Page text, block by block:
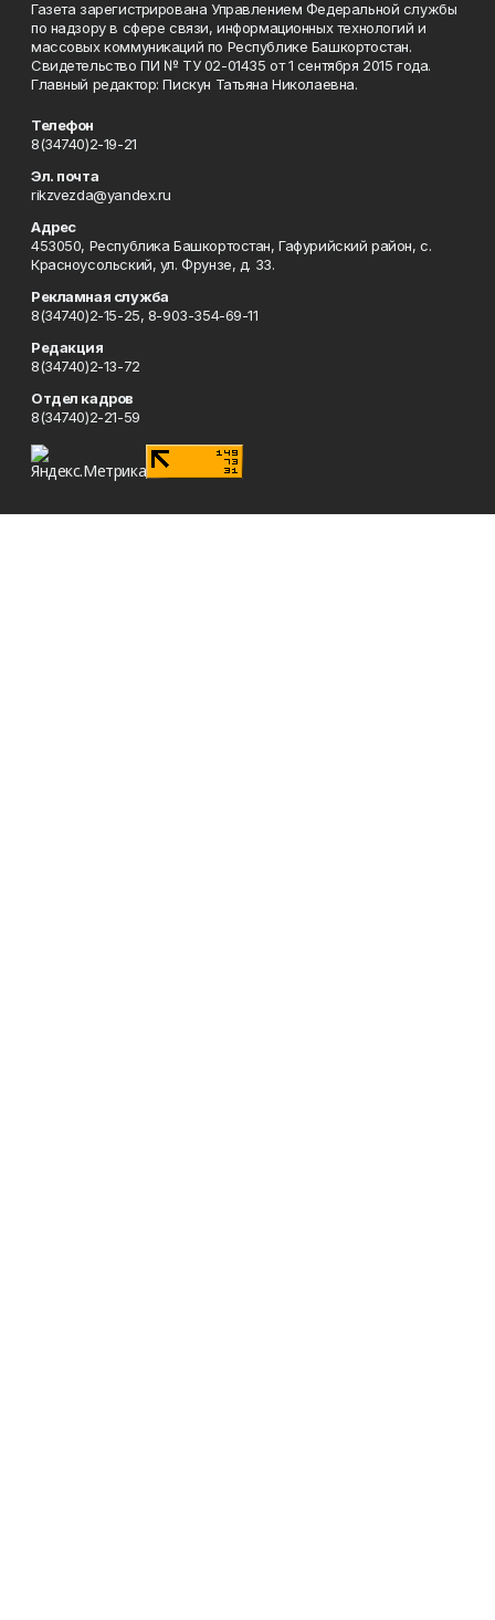
Газета зарегистрирована Управлением Федеральной службы
по надзору в сфере связи, информационных технологий и
массовых коммуникаций по Республике Башкортостан.
Свидетельство ПИ № ТУ 02-01435 от 1 сентября 2015 года.
Главный редактор: Пискун Татьяна Николаевна.
Телефон
8(34740)2-19-21
Эл. почта
rikzvezda@yandex.ru
Адрес
453050, Республика Башкортостан, Гафурийский район, с.
Красноусольский, ул. Фрунзе, д. 33.
Рекламная служба
8(34740)2-15-25, 8-903-354-69-11
Редакция
8(34740)2-13-72
Отдел кадров
8(34740)2-21-59